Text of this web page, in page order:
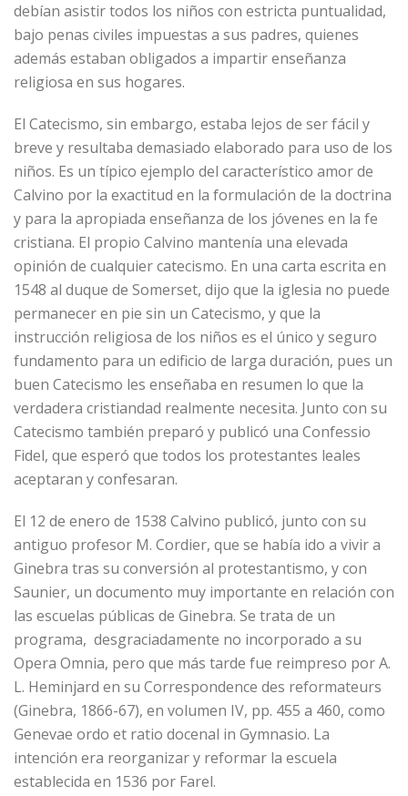
debían asistir todos los niños con estricta puntualidad,
bajo penas civiles impuestas a sus padres, quienes
además estaban obligados a impartir enseñanza
religiosa en sus hogares.
El Catecismo, sin embargo, estaba lejos de ser fácil y
breve y resultaba demasiado elaborado para uso de los
niños. Es un típico ejemplo del característico amor de
Calvino por la exactitud en la formulación de la doctrina
y para la apropiada enseñanza de los jóvenes en la fe
cristiana. El propio Calvino mantenía una elevada
opinión de cualquier catecismo. En una carta escrita en
1548 al duque de Somerset, dijo que la iglesia no puede
permanecer en pie sin un Catecismo, y que la
instrucción religiosa de los niños es el único y seguro
fundamento para un edificio de larga duración, pues un
buen Catecismo les enseñaba en resumen lo que la
verdadera cristiandad realmente necesita. Junto con su
Catecismo también preparó y publicó una Confessio
Fidel, que esperó que todos los protestantes leales
aceptaran y confesaran.
El 12 de enero de 1538 Calvino publicó, junto con su
antiguo profesor M. Cordier, que se había ido a vivir a
Ginebra tras su conversión al protestantismo, y con
Saunier, un documento muy importante en relación con
las escuelas públicas de Ginebra. Se trata de un
programa, desgraciadamente no incorporado a su
Opera Omnia, pero que más tarde fue reimpreso por A.
L. Heminjard en su Correspondence des reformateurs
(Ginebra, 1866-67), en volumen IV, pp. 455 a 460, como
Genevae ordo et ratio docenal in Gymnasio. La
intención era reorganizar y reformar la escuela
establecida en 1536 por Farel.